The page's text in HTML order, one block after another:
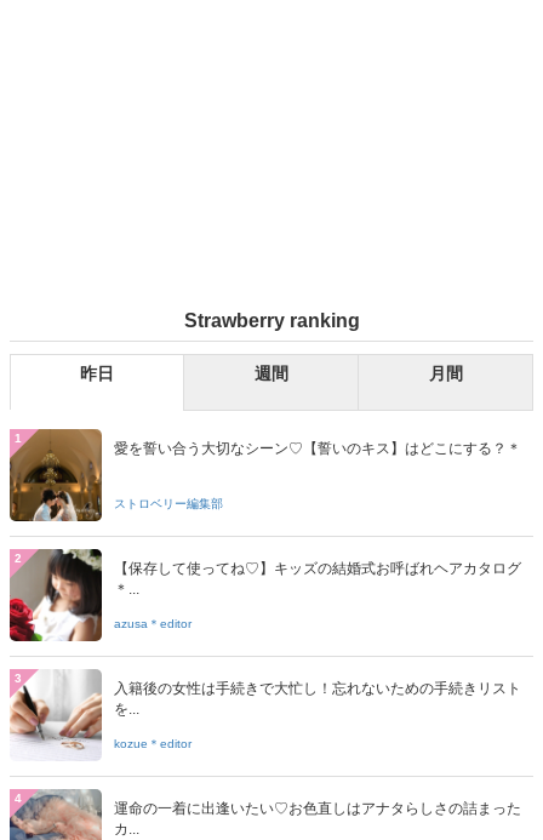
Strawberry ranking
昨日 週間 月間
1
愛を誓い合う大切なシーン♡【誓いのキス】はどこにする？＊
ストロベリー編集部
2
【保存して使ってね♡】キッズの結婚式お呼ばれヘアカタログ
＊...
azusa＊editor
3
入籍後の女性は手続きで大忙し！忘れないための手続きリスト
を...
kozue＊editor
4
運命の一着に出逢いたい♡お色直しはアナタらしさの詰まった
カ...